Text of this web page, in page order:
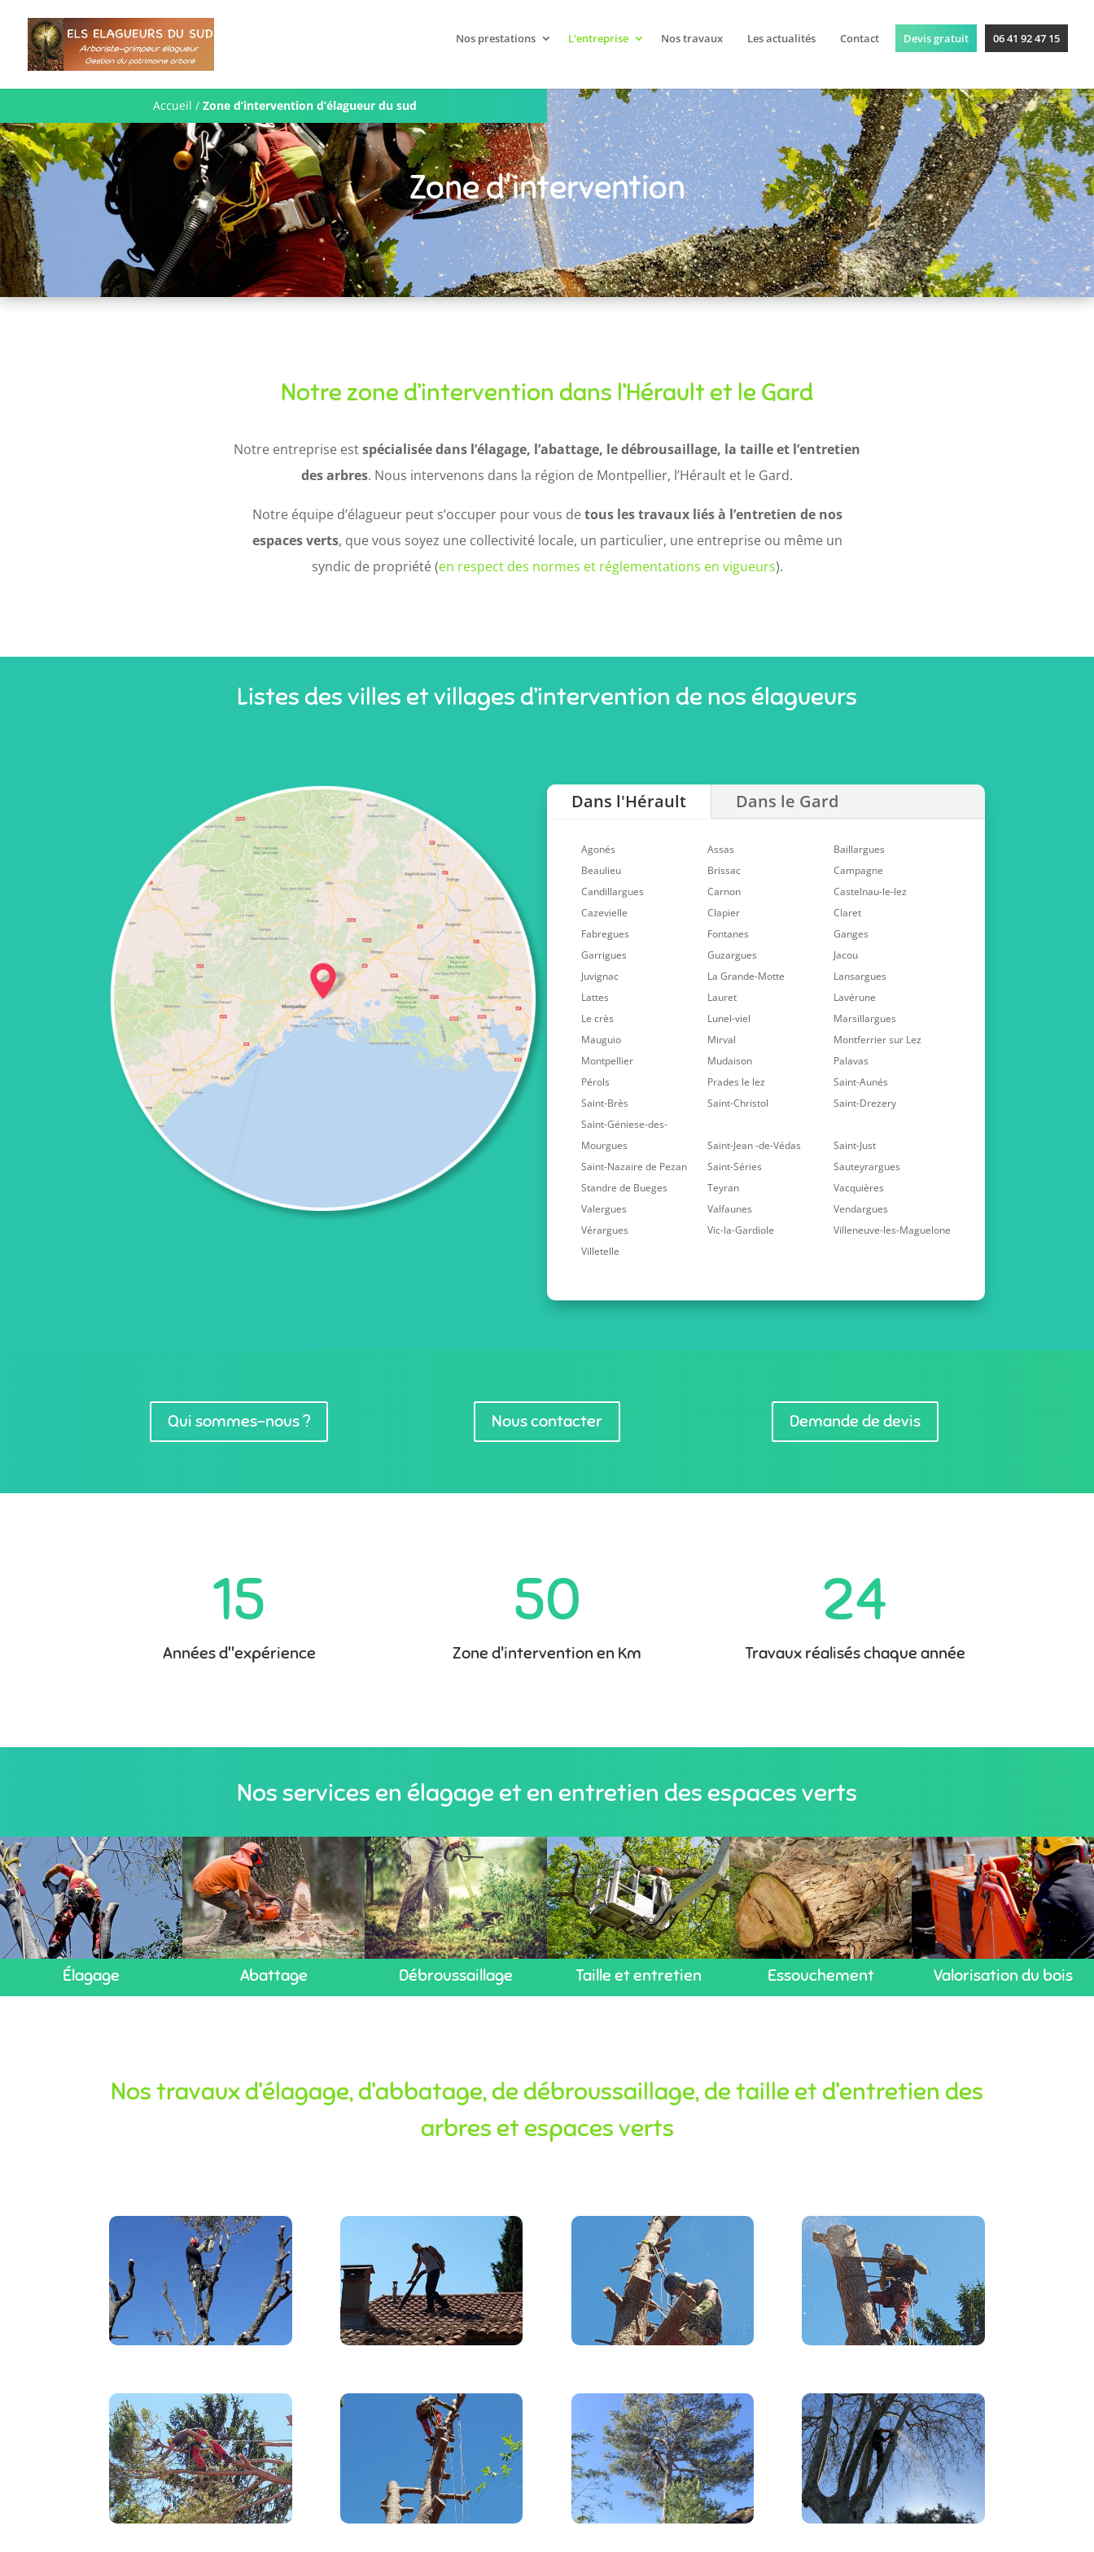
Nos prestations L’entreprise Nos travaux Les actualités Contact Devis gratuit 06 41 92 47 15
Accueil /Zone d’intervention d’élagueur du sud
Zone d'intervention
Notre zone d’intervention dans l’Hérault et le Gard
Notre entreprise estspécialisée dans l’élagage, l’abattage, le débrousaillage, la taille et l’entretien
des arbres. Nous intervenons dans la région de Montpellier, l’Hérault et le Gard.
Notre équipe d’élagueur peut s’occuper pour vous detous les travaux liés à l’entretien de nos
espaces verts, que vous soyez une collectivité locale, un particulier, une entreprise ou même un
syndic de propriété (en respect des normes et réglementations en vigueurs).
Listes des villes et villages d’intervention de nos élagueurs
Dans l'Hérault Dans le Gard
Agonés Assas
Baillargues
Beaulieu
Brissac
Campagne
Candillargues
Carnon
Castelnau-le-lez
Cazevielle
Clapier
Claret
Fabregues
Fontanes
Ganges
Garrigues
Guzargues
Jacou
Juvignac
La Grande-Motte
Lansargues
Lattes
Lauret
Lavérune
Le crès
Lunel-viel
Marsillargues
Mauguio
Mirval
Montferrier sur Lez
Montpellier
Mudaison
Palavas
Pérols
Prades le lez
Saint-Aunés
Saint-Brès
Saint-Christol
Saint-Drezery
Saint-Géniese-des-
Mourgues
Saint-Jean -de-Védas
Saint-Just
Saint-Nazaire de Pezan
Saint-Séries
Sauteyrargues
Standre de Bueges
Teyran
Vacquières
Valergues
Valfaunes
Vendargues
Vérargues
Vic-la-Gardiole
Villeneuve-les-Maguelone
Villetelle
Qui sommes-nous ? Nous contacter Demande de devis
15
Années d"expérience
50
Zone d'intervention en Km
24
Travaux réalisés chaque année
Nos services en élagage et en entretien des espaces verts
Élagage Abattage Débroussaillage Taille et entretien Essouchement Valorisation du bois
Nos travaux d’élagage, d’abbatage, de débroussaillage, de taille et d’entretien des
arbres et espaces verts